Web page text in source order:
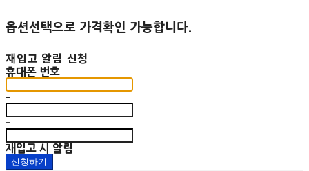
옵션선택으로 가격확인 가능합니다.
재입고 알림 신청
휴대폰 번호
-
-
재입고 시 알림
신청하기